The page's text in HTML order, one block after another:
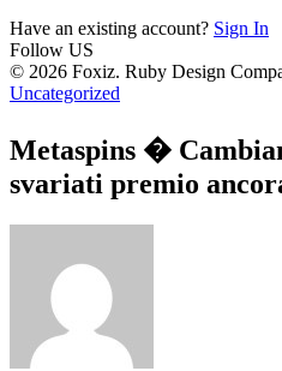
Have an existing account? Sign In
Follow US
© 2026 Foxiz. Ruby Design
Uncategorized
Metaspins �
svariati premio